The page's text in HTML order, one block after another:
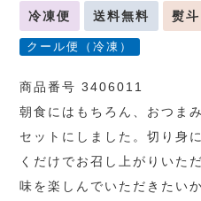
冷凍便 送料無料 熨斗
クール便（冷凍）
商品番号 3406011
朝食にはもちろん、おつま
セットにしました。切り身
くだけでお召し上がりいた
味を楽しんでいただきたい